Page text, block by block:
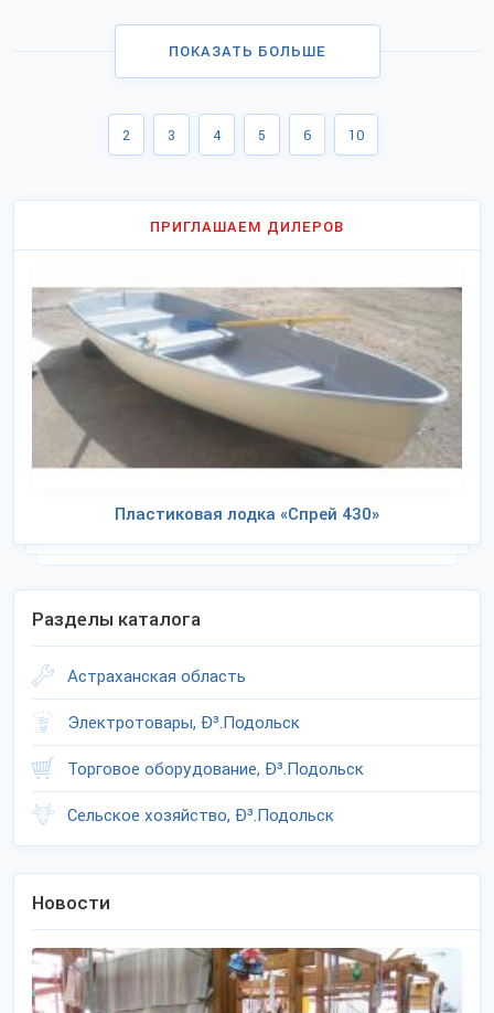
ПОКАЗАТЬ БОЛЬШЕ
2 3 4 5 6 10
ПРИГЛАШАЕМ ДИЛЕРОВ
Пластиковая лодка «Спрей 430»
Разделы каталога
Астраханская область
Электротовары, Ð³.Подольск
Торговое оборудование, Ð³.Подольск
Сельское хозяйство, Ð³.Подольск
Новости